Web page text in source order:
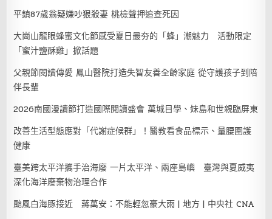
平鎮87歲翁疑嫌吵狠殺妻 桃檢聲押追查死因
大崗山龍眼蜂蜜文化節感受夏日最夯的「蜂」潮魅力 活動限定
「蜜汁鹽酥雞」掀話題
父親節閱讀傳愛 鳳山醫院打造失智友善全齡家庭 從守護孩子到陪
伴長輩
2026南國漫讀節打造國際閱讀盛會 萬城目學、妹島和世親臨屏東
改善生活型態應對「代謝症候群」！醫教看食品標示、量腰圍護
健康
臺美跨太平洋攜手治海廢 一片太平洋、兩座島嶼 臺灣與夏威夷
深化海洋廢棄物治理合作
颱風白海豚接近 蔣萬安：不能輕忽豪大雨 | 地方 | 中央社 CNA